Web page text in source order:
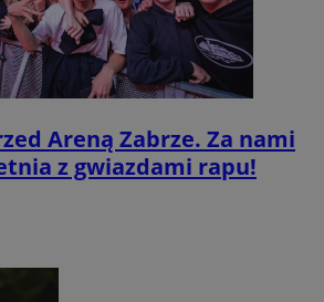
Areną Zabrze. Za nami
z gwiazdami rapu!